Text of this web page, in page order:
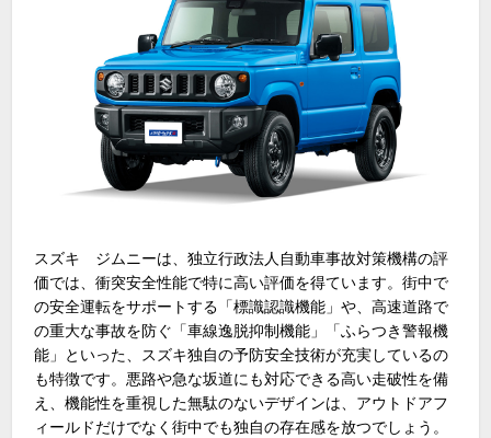
スズキ ジムニーは、独立行政法人自動車事故対策機構の評
価では、衝突安全性能で特に高い評価を得ています。街中で
の安全運転をサポートする「標識認識機能」や、高速道路で
の重大な事故を防ぐ「車線逸脱抑制機能」「ふらつき警報機
能」といった、スズキ独自の予防安全技術が充実しているの
も特徴です。悪路や急な坂道にも対応できる高い走破性を備
え、機能性を重視した無駄のないデザインは、アウトドアフ
ィールドだけでなく街中でも独自の存在感を放つでしょう。